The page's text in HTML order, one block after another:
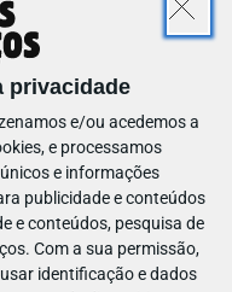
privacidade
e/ou acedemos a
e processamos
e informações
publicidade e conteúdos
e conteúdos, pesquisa de
Com a sua permissão,
identificação e dados
BABYSITTING
ESCOLAS
E DECORAÇÃO